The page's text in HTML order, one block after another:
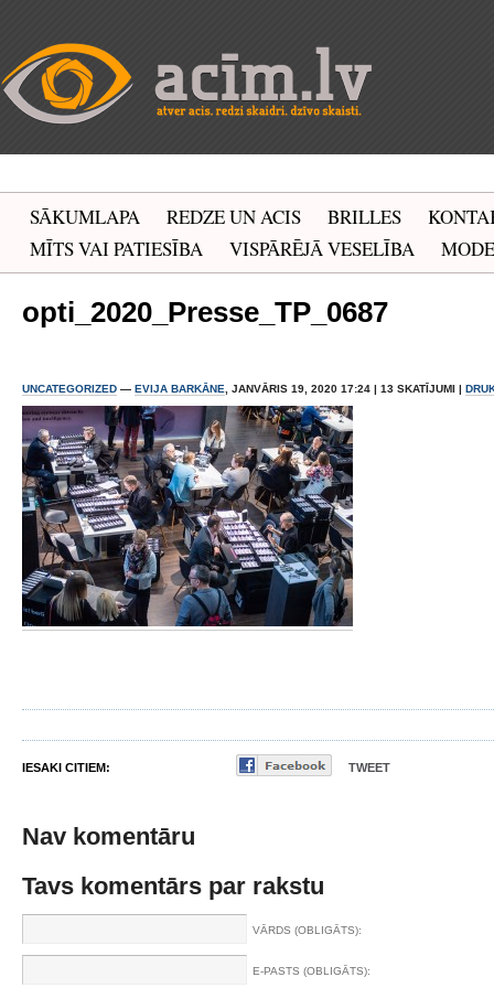
SĀKUMLAPA REDZE UN ACIS BRILLES
MĪTS VAI PATIESĪBA
VISPĀRĒJĀ VESELĪBA MODE
opti_2020_Presse_TP_0687
UNCATEGORIZED — EVIJA BARKĀNE , JANVĀRIS 19, 2020 17:24 | 13 SKATĪJUMI |
IESAKI CITIEM: TWEET
Nav komentāru
Tavs komentārs par rakstu
VĀRDS (OBLIGĀTS):
E-PASTS (OBLIGĀTS):